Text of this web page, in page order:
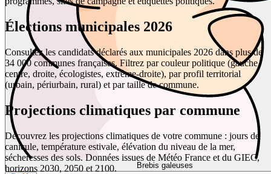
Brebis galeuses
Élections municipales 2026
Consultez les candidats déclarés aux municipales 2026 dans plus de
34 000 communes françaises. Filtrez par couleur politique (gauche,
centre, droite, écologistes, extrême-droite), par profil territorial
(urbain, périurbain, rural) et par taille de commune.
Projections climatiques par commune
Découvrez les projections climatiques de votre commune : jours de
canicule, température estivale, élévation du niveau de la mer,
sécheresses des sols. Données issues de Météo France et du GIEC,
horizons 2030, 2050 et 2100.